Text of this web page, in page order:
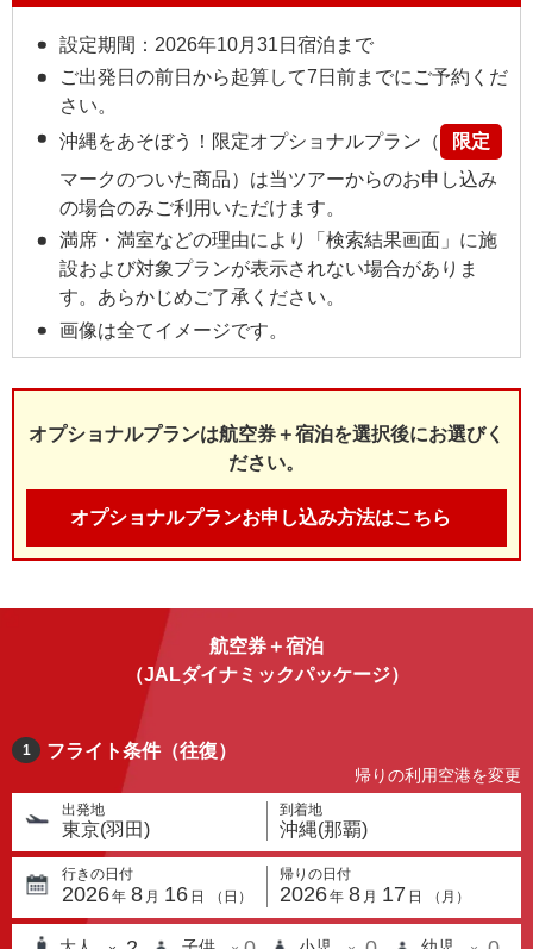
設定期間：2026年10月31日宿泊まで
ご出発日の前日から起算して7日前までにご予約くだ
さい。
沖縄をあそぼう！限定オプショナルプラン（
限定
マークのついた商品）は当ツアーからのお申し込み
の場合のみご利用いただけます。
満席・満室などの理由により「検索結果画面」に施
設および対象プランが表示されない場合がありま
す。あらかじめご了承ください。
画像は全てイメージです。
オプショナルプランは航空券＋宿泊を選択後にお選びく
ださい。
オプショナルプランお申し込み方法はこちら
航空券＋宿泊
（JALダイナミックパッケージ）
1 フライト条件（往復）
帰りの利用空港を変更
出発地
東京(羽田)
到着地
沖縄(那覇)
行きの日付
2026年 8 月 16 日 （ 日 ）
帰りの日付
2026年 8 月 17 日 （ 月 ）